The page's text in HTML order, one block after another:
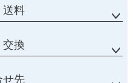
送料
交換
せ先